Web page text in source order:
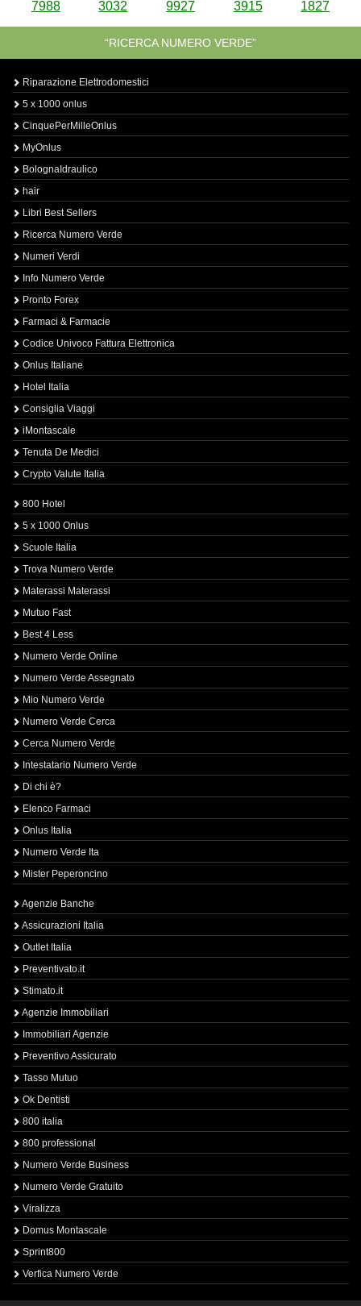
7988 3032 9927 3915 1827
“RICERCA NUMERO VERDE”
Riparazione Elettrodomestici
5 x 1000 onlus
CinquePerMilleOnlus
MyOnlus
BolognaIdraulico
hair
Libri Best Sellers
Ricerca Numero Verde
Numeri Verdi
Info Numero Verde
Pronto Forex
Farmaci & Farmacie
Codice Univoco Fattura Elettronica
Onlus Italiane
Hotel Italia
Consiglia Viaggi
iMontascale
Tenuta De Medici
Crypto Valute Italia
800 Hotel
5 x 1000 Onlus
Scuole Italia
Trova Numero Verde
Materassi Materassi
Mutuo Fast
Best 4 Less
Numero Verde Online
Numero Verde Assegnato
Mio Numero Verde
Numero Verde Cerca
Cerca Numero Verde
Intestatario Numero Verde
Di chi è?
Elenco Farmaci
Onlus Italia
Numero Verde Ita
Mister Peperoncino
Agenzie Banche
Assicurazioni Italia
Outlet Italia
Preventivato.it
Stimato.it
Agenzie Immobiliari
Immobiliari Agenzie
Preventivo Assicurato
Tasso Mutuo
Ok Dentisti
800 italia
800 professional
Numero Verde Business
Numero Verde Gratuito
Viralizza
Domus Montascale
Sprint800
Verfica Numero Verde